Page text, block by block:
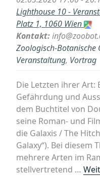
Lighthouse 10 -
Platz 1, 1060 Wien
Kontakt:
Zoologisch-Botanische
Veranstaltung, Vortrag
Die Letzten ihrer Art:
Gefährdung und
dem Buchtitel von
seine Roman- und
die Galaxis / The
Galaxy“). Bei diesem
mehrere Arten im
stellvertretend …